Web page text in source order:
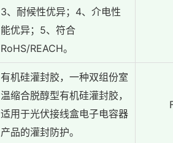
3、耐候性优异；4、介电性
能优异；5、符合
RoHS/REACH。
有机硅灌封胶，一种双组份室
温缩合脱醇型有机硅灌封胶，
适用于光伏接线盒电子电容器
产品的灌封防护。